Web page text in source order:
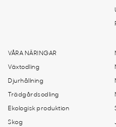
VÅRA NÄRINGAR
Växtodling
Djurhållning
Trädgårdsodling
Ekologisk produktion
Skog